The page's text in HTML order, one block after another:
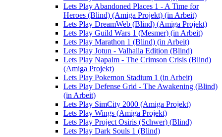
Lets Play Abandoned Places 1 - A Time for
Heroes (Blind) (Amiga Projekt) (in Arbeit)
Lets Play DreamWeb (Blind) (Amiga Projekt)
Lets Play Guild Wars 1 (Mesmer) (in Arbeit)
Lets Play Marathon 1 (Blind) (in Arbeit)
Lets Play Jotun - Valhalla Edition (Blind)
Lets Play Napalm - The Crimson Crisis (Blind)
(Amiga Projekt)
Lets Play Pokemon Stadium 1 (in Arbeit)
Lets Play Defense Grid - The Awakening (Blind)
(in Arbeit)
Lets Play SimCity 2000 (Amiga Projekt)
Lets Play Wings (Amiga Projekt)
Lets Play Project Osiris (Schwer) (Blind)
Lets Play Dark Souls 1 (Blind)